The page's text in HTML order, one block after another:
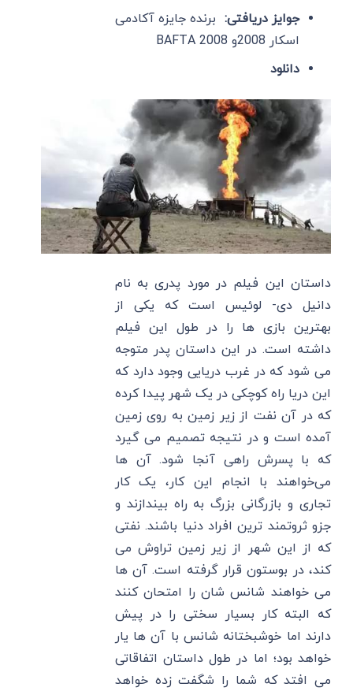
جوایز دریافتی: برنده جایزه آکادمی
اسکار 2008و BAFTA 2008
دانلود
داستان این فیلم در مورد پدری به نام
دانیل دی- لوئیس است که یکی از
بهترین بازی‌ ها را در طول این فیلم
داشته است. در این داستان پدر متوجه
می شود که در غرب دریایی وجود دارد که
این دریا راه کوچکی در یک شهر پیدا کرده
که در آن نفت از زیر زمین به روی زمین
آمده است و در نتیجه تصمیم می گیرد
که با پسرش راهی آنجا شود. آن ها
می‌خواهند با انجام این کار، یک کار
تجاری و بازرگانی بزرگ به راه بیندازند و
جزو ثروتمند ترین افراد دنیا باشند. نفتی
که از این شهر از زیر زمین تراوش می
کند، در بوستون قرار گرفته است. آن ها
می‌ خواهند شانس شان را امتحان کنند
که البته کار بسیار سختی را در پیش
دارند اما خوشبختانه شانس با آن ها یار
خواهد بود؛ اما در طول داستان اتفاقاتی
می‌ افتد که شما را شگفت زده خواهد